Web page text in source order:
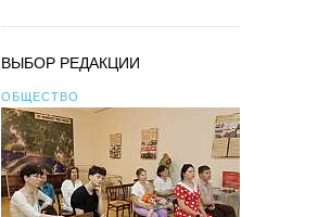
ВЫБОР РЕДАКЦИИ
ОБЩЕСТВО